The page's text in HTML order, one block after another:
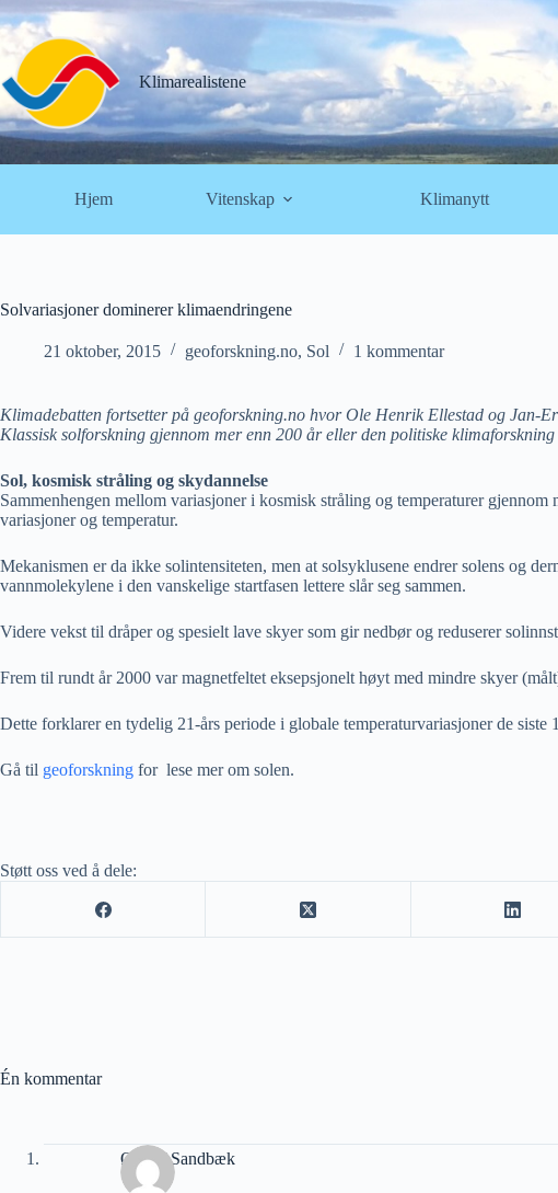
Hopp
til
innholdet
Klimarealistene
Hjem Vitenskap Klimanytt
Solvariasjoner dominerer klimaendringene
21 oktober, 2015 geoforskning.no, Sol 1 kommentar
Klimadebatten fortsetter på geoforskning.no hvor Ole Henrik Ellestad og Jan-
Klassisk solforskning gjennom mer enn 200 år eller den politiske
Sol, kosmisk stråling og skydannelse
Sammenhengen mellom variasjoner i kosmisk stråling og temperaturer
variasjoner og temperatur.
Mekanismen er da ikke solintensiteten, men at solsyklusene endrer solens og
vannmolekylene i den vanskelige startfasen lettere slår seg sammen.
Videre vekst til dråper og spesielt lave skyer som gir nedbør og reduserer
Frem til rundt år 2000 var magnetfeltet eksepsjonelt høyt med mindre skyer
Dette forklarer en tydelig 21-års periode i globale temperaturvariasjoner de siste
Gå til geoforskning for lese mer om solen.
Støtt oss ved å dele:
Én kommentar
Ørnulf Sandbæk